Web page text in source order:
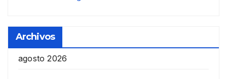
Archivos
agosto 2026